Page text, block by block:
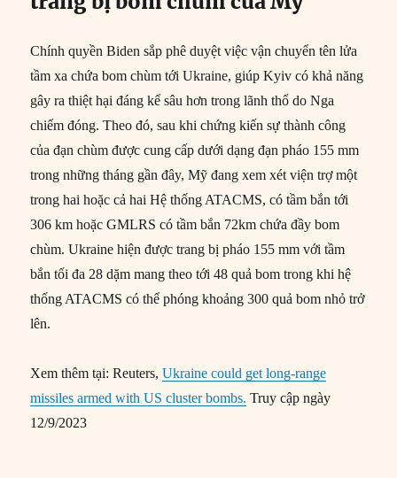
Chính quyền Biden sắp phê duyệt việc vận chuyển tên lửa
tầm xa chứa bom chùm tới Ukraine, giúp Kyiv có khả năng
gây ra thiệt hại đáng kể sâu hơn trong lãnh thổ do Nga
chiếm đóng. Theo đó, sau khi chứng kiến ​​sự thành công
của đạn chùm được cung cấp dưới dạng đạn pháo 155 mm
trong những tháng gần đây, Mỹ đang xem xét viện trợ một
trong hai hoặc cả hai Hệ thống ATACMS, có tầm bắn tới
306 km hoặc GMLRS có tầm bắn 72km chứa đầy bom
chùm. Ukraine hiện được trang bị pháo 155 mm với tầm
bắn tối đa 28 dặm mang theo tới 48 quả bom trong khi hệ
thống ATACMS có thể phóng khoảng 300 quả bom nhỏ trở
lên.
Xem thêm tại: Reuters,Ukraine could get long-range
missiles armed with US cluster bombs. Truy cập ngày
12/9/2023